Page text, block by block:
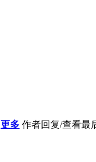
更多 作者回复/查看最